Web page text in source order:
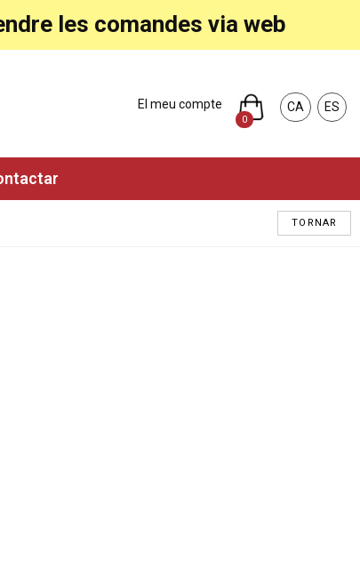
les comandes via web
CA ES
El meu compte
0
TORNAR